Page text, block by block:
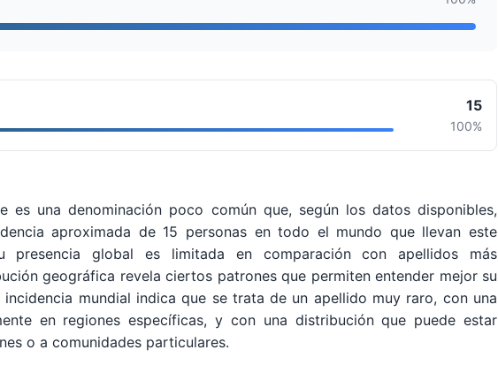
15
100%
es una denominación poco común que, según los datos disponibles,
aproximada de 15 personas en todo el mundo que llevan este
presencia global es limitada en comparación con apellidos más
geográfica revela ciertos patrones que permiten entender mejor su
mundial indica que se trata de un apellido muy raro, con una
en regiones específicas, y con una distribución que puede estar
o a comunidades particulares.